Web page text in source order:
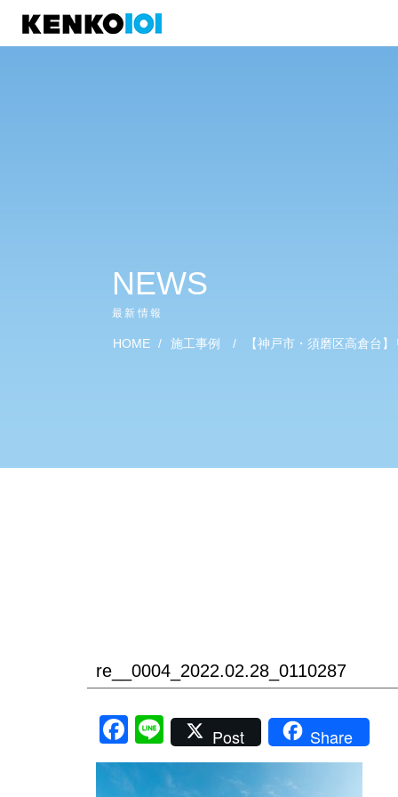
NEWS
最新情報
HOME / 施工事例 / 【神戸市・須磨区高倉台
re__0004_2022.02.28_0110287
Facebook
LinePost Share